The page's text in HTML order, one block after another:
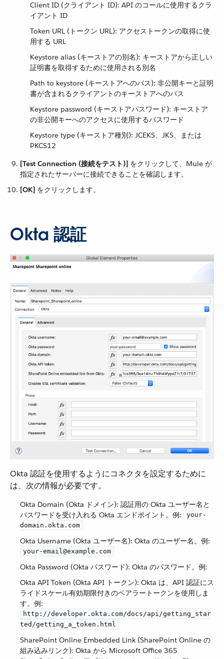
Client ID (クライアント ID): API のコールに使用するクラ
イアント ID
Token URL (トークン URL): アクセストークンの取得に使
用する URL
Keystore alias (キーストアの別名): キーストアから正しい
証明書を取得するために使用される別名
Path to keystore (キーストアへのパス): 非公開キーと証明
書が含まれるクライアントのキーストアへのパス
Keystore password (キーストアパスワード): キーストア
の非公開キーへのアクセスに使用するパスワード
Keystore type (キーストア種別): JCEKS、JKS、または
PKCS12
[Test Connection (接続をテスト)] ​ をクリックして、Mule が
指定されたサーバーに接続できることを確認します。
[OK] ​ をクリックします。
Okta 認証
Okta 認証を使用するようにコネクタを設定するために
は、次の情報が必要です。
Okta Domain (Okta ドメイン): 認証用の Okta ユーザー名と
パスワードを受け入れる Okta エンドポイント。例:
your-
domain.okta.com
Okta Username (Okta ユーザー名): Okta のユーザー名。例:
your-email@example.com
Okta Password (Okta パスワード): Okta のパスワード。例:
Okta API Token (Okta API トークン): Okta は、API 認証にス
ライドスケール有効期限付きのベアラートークンを使用しま
す。例:
http://developer.okta.com/docs/api/getting_star
ted/getting_a_token.html
SharePoint Online Embedded Link (SharePoint Online の
組み込みリンク): Okta から Microsoft Office 365